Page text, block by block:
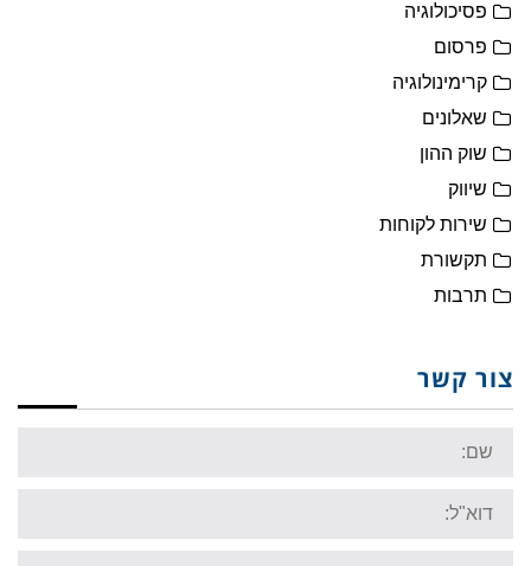
פסיכולוגיה
פרסום
קרימינולוגיה
שאלונים
שוק ההון
שיווק
שירות לקוחות
תקשורת
תרבות
צור קשר
Name:
Email:
Tel: